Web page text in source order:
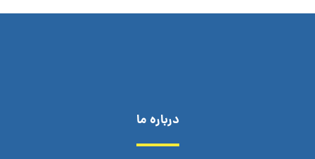
درباره ما